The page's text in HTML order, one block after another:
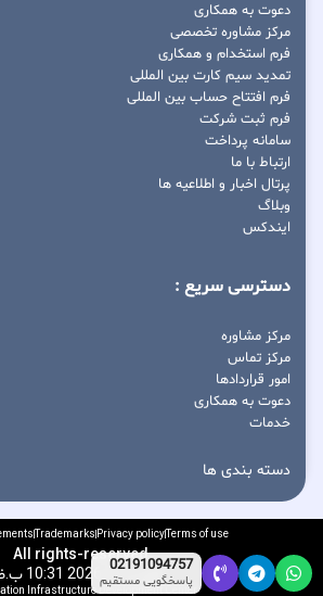
دعوت به همکاری
مرکز مشاوره تخصصی
فرم استخدام و همکاری
تمدید سیم کارت بین المللی
فرم افتتاح حساب بین المللی
فرم ثبت شرکت
سامانه پرداخت
ارتباط با ما
پرتال اخبار و اطلاعیه ها
وبلاگ
ایندکس
دسترسی سریع :
مرکز مشاوره
مرکز تماس
امور قراردادها
دعوت به همکاری
خدمات
دسته بندی ها
Terms of use
Privacy policy
Trademarks
All rights-reserved
آگوست 8, 2026 10:31 ب.ظ
Infrastructure Development Center
02191094757
پاسخگویی مستقیم